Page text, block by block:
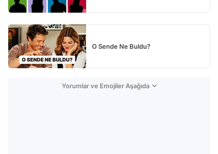
O Sende Ne Buldu?
Yorumlar ve Emojiler Aşağıda